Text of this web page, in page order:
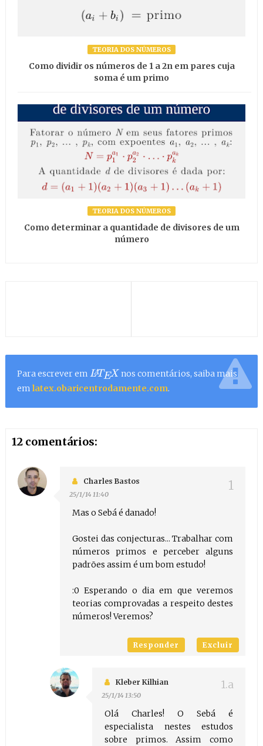
TEORIA DOS NÚMEROS
Como dividir os números de 1 a 2n em pares cuja
soma é um primo
TEORIA DOS NÚMEROS
Como determinar a quantidade de divisores de um
número
Para escrever em LATEX nos comentários, saiba mais
em latex.obaricentrodamente.com.
12 comentários:
Charles Bastos
25/1/14 11:40
Mas o Sebá é danado!
Gostei das conjecturas... Trabalhar com
números primos e perceber alguns
padrões assim é um bom estudo!
:0 Esperando o dia em que veremos
teorias comprovadas a respeito destes
números! Veremos?
Responder Excluir
Kleber Kilhian
25/1/14 13:50
Olá Charles! O Sebá é
especialista nestes estudos
sobre primos. Assim como